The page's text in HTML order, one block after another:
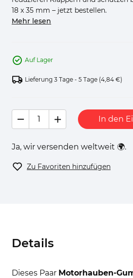
18 x 35 mm – jetzt bestellen.
Mehr lesen
Auf Lager
Lieferung 3 Tage - 5 Tage (4,84 €)
In den
Ja, wir versenden weltweit 🌍.
Zu Favoriten hinzufügen
Details
Dieses Paar Motorhauben-